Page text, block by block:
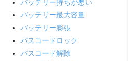
バッテリー持ちが悪い
バッテリー最大容量
バッテリー膨張
パスコードロック
パスコード解除